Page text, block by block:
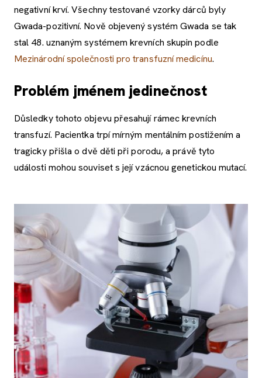
negativní krví. Všechny testované vzorky dárců byly
Gwada-pozitivní. Nově objevený systém Gwada se tak
stal 48. uznaným systémem krevních skupin podle
Mezinárodní společnosti pro transfuzní medicínu.
Problém jménem jedinečnost
Důsledky tohoto objevu přesahují rámec krevních
transfuzí. Pacientka trpí mírným mentálním postižením a
tragicky přišla o dvě děti při porodu, a právě tyto
události mohou souviset s její vzácnou genetickou mutací.